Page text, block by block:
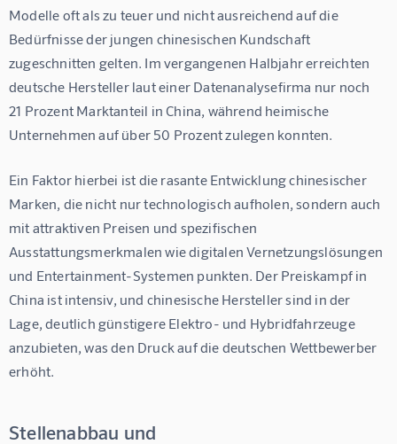
Modelle oft als zu teuer und nicht ausreichend auf die
Bedürfnisse der jungen chinesischen Kundschaft
zugeschnitten gelten. Im vergangenen Halbjahr erreichten
deutsche Hersteller laut einer Datenanalysefirma nur noch
21 Prozent Marktanteil in China, während heimische
Unternehmen auf über 50 Prozent zulegen konnten.
Ein Faktor hierbei ist die rasante Entwicklung chinesischer
Marken, die nicht nur technologisch aufholen, sondern auch
mit attraktiven Preisen und spezifischen
Ausstattungsmerkmalen wie digitalen Vernetzungslösungen
und Entertainment-Systemen punkten. Der Preiskampf in
China ist intensiv, und chinesische Hersteller sind in der
Lage, deutlich günstigere Elektro- und Hybridfahrzeuge
anzubieten, was den Druck auf die deutschen Wettbewerber
erhöht.
Stellenabbau und